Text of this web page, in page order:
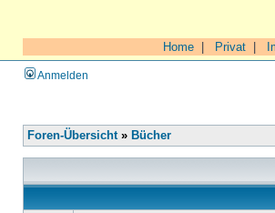
Home Privat
Anmelden
Foren-Übersicht» Bücher